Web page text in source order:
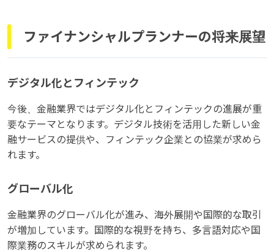
ファイナンシャルプランナーの将来展望
デジタル化とフィンテック
今後、金融業界ではデジタル化とフィンテックの進展が重
要なテーマとなります。デジタル技術を活用した新しい金
融サービスの提供や、フィンテック企業との協業が求めら
れます。
グローバル化
金融業界のグローバル化が進み、海外展開や国際的な取引
が増加しています。国際的な視野を持ち、多言語対応や国
際業務のスキルが求められます。